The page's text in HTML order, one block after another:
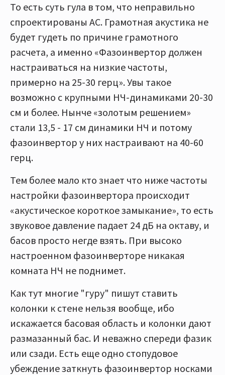
То есть суть гула в том, что неправильно
спроектированы АС. Грамотная акустика не
будет гудеть по причине грамотного
расчета, а именно «Фазоинвертор должен
настраиваться на низкие частоты,
примерно на 25-30 герц». Увы такое
возможно с крупными НЧ-динамиками 20-30
см и более. Нынче «золотым решением»
стали 13,5 - 17 см динамики НЧ и потому
фазоинвертор у них настраивают на 40-60
герц.
Тем более мало кто знает что ниже частоты
настройки фазоинвертора происходит
«акустическое короткое замыкание», то есть
звуковое давление падает 24 дБ на октаву, и
басов просто негде взять. При высоко
настроенном фазоинверторе никакая
комната НЧ не поднимет.
Как тут многие "гуру" пишут ставить
колонки к стене нельзя вообще, ибо
искажается басовая область и колонки дают
размазанный бас. И неважно спереди фазик
или сзади. Есть еще одно стопудовое
убеждение заткнуть фазоинвертор носками